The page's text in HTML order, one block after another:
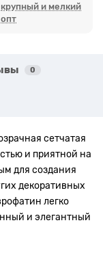
крупный и мелкий
опт
0
сетчатая
и приятной на
для создания
декоративных
легко
и элегантный